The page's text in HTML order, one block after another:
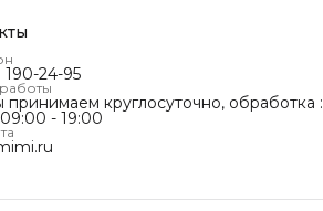
190-24-95
принимаем круглосуточно, обработка :
- 19:00